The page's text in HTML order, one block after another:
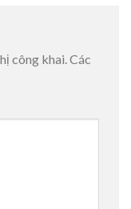
công khai.Các